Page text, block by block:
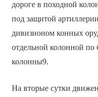
дороге в походной
под защитой
дивизионом конных
отдельной колонной по
колонны9.
На вторые сутки